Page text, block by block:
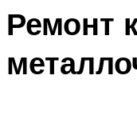
Ремонт